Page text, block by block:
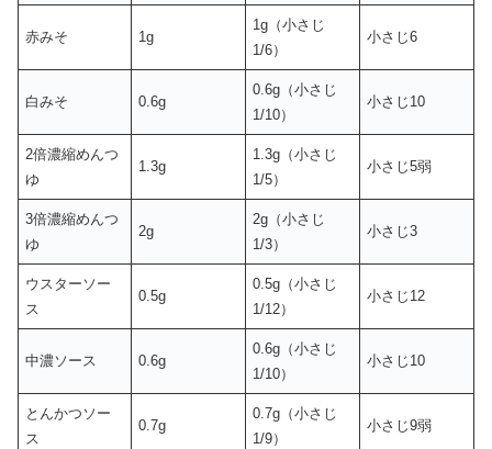
赤みそ 1g
1g（小さじ
1/6）
小さじ6
白みそ 0.6g
0.6g（小さじ
1/10）
小さじ10
2倍濃縮めんつ
ゆ
1.3g
1.3g（小さじ
1/5）
小さじ5弱
3倍濃縮めんつ
ゆ
2g
2g（小さじ
1/3）
小さじ3
ウスターソー
ス
0.5g
0.5g（小さじ
1/12）
小さじ12
中濃ソース 0.6g
0.6g（小さじ
1/10）
小さじ10
とんかつソー
ス
0.7g
0.7g（小さじ
1/9）
小さじ9弱